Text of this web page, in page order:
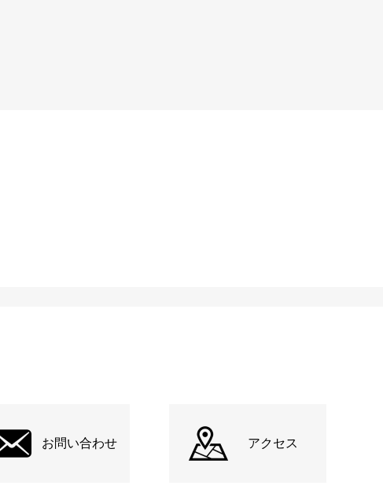
お問い合わせ アクセス